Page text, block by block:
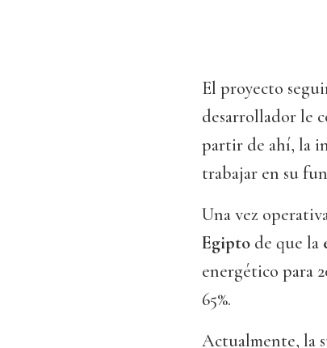
El proyecto
desarrollador le
partir de ahí, la
trabajar en su
Una vez
Egipto de que la
energético para
65%.
Actualmente, la